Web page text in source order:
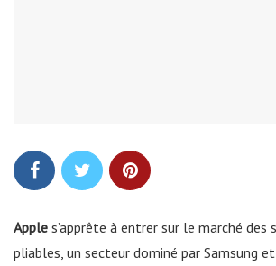
Apple s’apprête à entrer sur le marché des
pliables, un secteur dominé par Samsung